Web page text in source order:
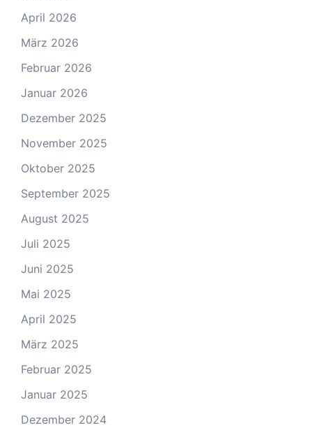
April 2026
März 2026
Februar 2026
Januar 2026
Dezember 2025
November 2025
Oktober 2025
September 2025
August 2025
Juli 2025
Juni 2025
Mai 2025
April 2025
März 2025
Februar 2025
Januar 2025
Dezember 2024